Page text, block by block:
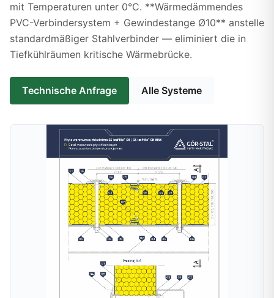
mit Temperaturen unter 0°C. **Wärmedämmendes
PVC-Verbindersystem + Gewindestange Ø10** anstelle
standardmäßiger Stahlverbinder — eliminiert die in
Tiefkühlräumen kritische Wärmebrücke.
Technische Anfrage Alle Systeme